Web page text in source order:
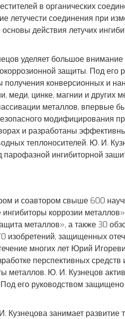
в органических
летучести соединения при
действия летучих
уделяет большое внимание
защиты. Под его
получения конверсионных и
меди, цинке, магнии и других
металлов, впервые
модифицирования
и разработаны
теплоносителей. Ю. И.
ингибиторной
и соавтором свыше 600
коррозии
металлов», а также 30
изобретений, защищенных
многих лет Юрий
перспективных средств
металлов. Ю. И. Кузнецов
его руководством
занимает развитие